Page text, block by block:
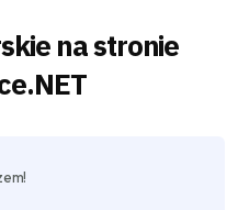
na stronie